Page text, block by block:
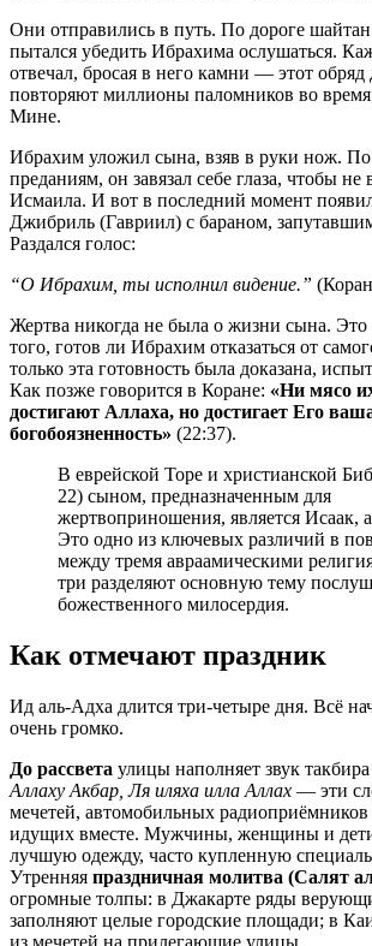
Они отправились в путь. По дороге
пытался убедить Ибрахима ослушаться.
отвечал, бросая в него камни — этот обряд
повторяют миллионы паломников во время
Мине.
Ибрахим уложил сына, взяв в руки нож.
преданиям, он завязал себе глаза, чтобы не
Исмаила. И вот в последний момент
Джибриль (Гавриил) с бараном,
Раздался голос:
“О Ибрахим, ты исполнил видение.”
Жертва никогда не была о жизни сына.
того, готов ли Ибрахим отказаться от
только эта готовность была доказана,
Как позже говорится в Коране: «Ни мясо
достигают Аллаха, но достигает Его
богобоязненность» (22:37).
В еврейской Торе и христианской
22) сыном, предназначенным для
жертвоприношения, является Исаак,
Это одно из ключевых различий в
между тремя авраамическими
три разделяют основную тему
божественного милосердия.
Как отмечают праздник
Ид аль-Адха длится три-четыре дня. Всё
очень громко.
До рассвета улицы наполняет звук
Аллаху Акбар, Ля иляха илла Аллах — эти
мечетей, автомобильных радиоприёмников
идущих вместе. Мужчины, женщины и
лучшую одежду, часто купленную
Утренняя праздничная молитва (Салят
огромные толпы: в Джакарте ряды
заполняют целые городские площади; в
из мечетей на прилегающие улицы.